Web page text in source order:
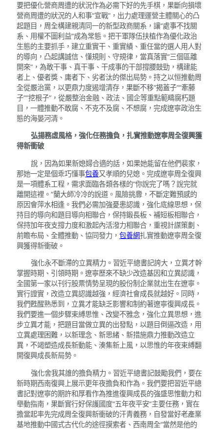
要把優化營商周遭的狀況作為必需下好的先手棋，果斷向損壞
營商周遭的狀況的人和事“宣戰”，出力處理運營主體關心的凸
起題目，周全構建親清同一的新型政商關系，讓“處事不找關
系、用權不圖利益”成為常態。把干軍隊伍扶植作為優化政治
生態的主要抓手，建立重實干、重實績、重任當的選人用人對
的導向，凸起講誠信、懂規則、守規律，當真落實“三個區離
開來”，為敢干事、真干事、干成事的干部撐腰鼓勁，構建能
者上、優者獎、庸者下、劣者汰的傑出局勢。持之以恒推動周
全從嚴治黨，以更鼎力度遏增清存，果斷不移“揭蓋子”“牽藤
子”“挖根子”，從嚴整治金融、政法、國企等重點範疇腐朽題
目，一體推動不敢腐、不克不及腐、不想腐，完成遼寧政治生
態的海晏河清。
弘揚務虛風格，強化任務擔負，扎實推動遼寧周全復興獲
得新衝破
說，因為如果新媳婦合適的話，如果她能留在他們裴家，
那她一定是個乖巧懂事包養又孝順的兒媳。完成遼寧周全復興
是一項體系工程，需求面臨各類各樣的“你說完了嗎？說完就
離開這裡。”蘭大師冷冷的說道。風險挑釁，不斷定難預感的
原因會萍水相逢。我們必需加強憂患認識，強化底線思想，保
持目的導向和題目導向相聯合，保持鍛長板、補短板相聯合，
保持加年夜支撐力度和激起內活潑力相聯合，重視計謀策劃、
前瞻布局、全體推動、協同發力， 包養網扎實推動遼寧周全復
興獲得新衝破。
強化永不斷滯的立異精力。習近平總書記誇大，立異才幹
掌握時期、引領時期。遼寧歷來不缺少改造基因和立異認識，
全國第一家以刊行股票情勢呈現的股份制企業就出生在遼寧。
實行證實，改造立異認識越強，經濟社會成長就越好。同時，
我們甦醒熟悉到，立異才能缺乏影響和制約著遼寧復興成長。
我們要進一個步驟束縛思惟、改變不雅念，強化立異思想，進
步立異才能，把題目當做立異的出發點，以題目倒逼改造，用
立異處理困難，以新理念、新思緒、新措施鼎力推動改造立
異，不竭塑造成長新動能、湊集新上風，以思惟的年夜束縛翻
開復興成長新局勢。
強化舍我其誰的擔負精力。習近平總書記鼓勵我們，要在
新時期西南復興上展示更年夜擔負和作為。我們要把習近平總
書記對遼寧的期許和厚看作為推進復興成長的強盛思惟動力和
舉動指南，果斷實行好保護國度“五年夜平安”主要任務，實在
擔當起率先完成周全復興新衝破的汗青義務，自發當好老產業
基地推動中國式古代化的途徑摸索者、西南周全“當然是他的